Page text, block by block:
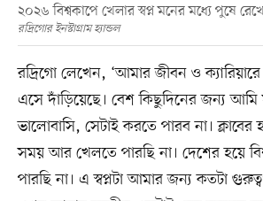
২০২৬ বিশ্বকাপে খেলার স্বপ্ন মনের মধ্যে পুষে
রদ্রিগোর ইনস্টাগ্রাম হ্যান্ডল
রদ্রিগো লেখেন, ‘আমার জীবন ও
এসে দাঁড়িয়েছে। বেশ কিছুদিনের জন্য আমি
ভালোবাসি, সেটাই করতে পারব না। ক্লাবের
সময় আর খেলতে পারছি না। দেশের হয়ে
পারছি না। এ স্বপ্নটা আমার জন্য কতটা